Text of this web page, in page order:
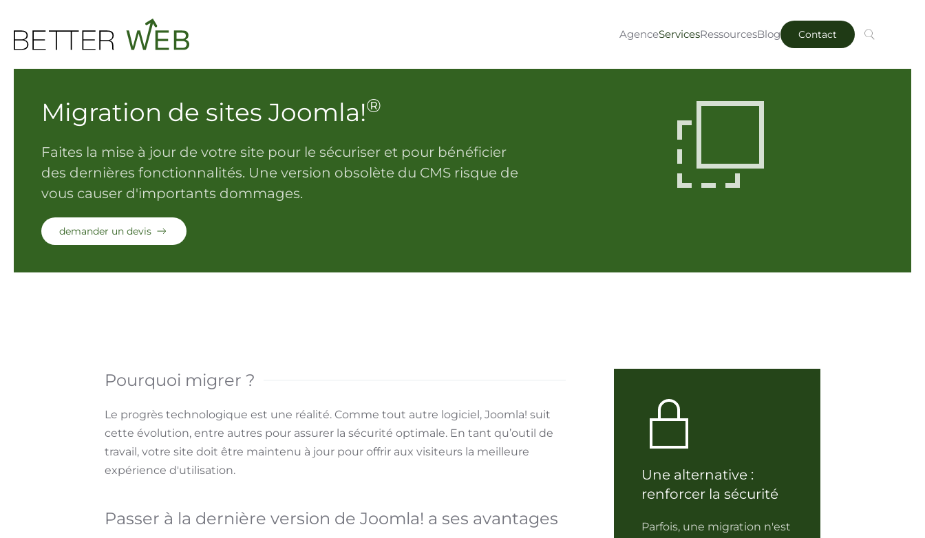
Skip to main content AgenceServicesRessourcesBlog Contact
Migration de sites Joomla!®
Faites la mise à jour de votre site pour le sécuriser et pour bénéficier
des dernières fonctionnalités. Une version obsolète du CMS risque de
vous causer d'importants dommages.
demander un devis
Pourquoi migrer ?
Le progrès technologique est une réalité. Comme tout autre logiciel, Joomla! suit
cette évolution, entre autres pour assurer la sécurité optimale. En tant qu’outil de
travail, votre site doit être maintenu à jour pour offrir aux visiteurs la meilleure
expérience d'utilisation.
Passer à la dernière version de Joomla! a ses avantages
Une alternative :
renforcer la sécurité
Parfois, une migration n'est